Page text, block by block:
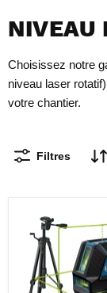
NIVEAU
Choisissez notre
niveau laser
votre chantier.
Filtres